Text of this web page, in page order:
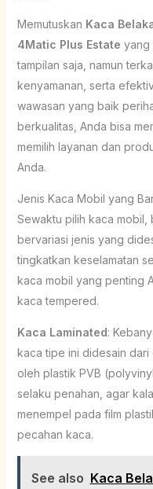
Memutuskan Kaca
4Matic Plus Estate yang
tampilan saja, namun
kenyamanan, serta
wawasan yang baik
berkualitas, Anda bisa
memilih layanan dan
Anda.
Jenis Kaca Mobil yang
Sewaktu pilih kaca mobil,
bervariasi jenis yang
tingkatkan keselamatan
kaca mobil yang penting
kaca tempered.
Kaca Laminated:
kaca tipe ini didesain
oleh plastik PVB
selaku penahan, agar
menempel pada film
pecahan kaca.
See also Kaca